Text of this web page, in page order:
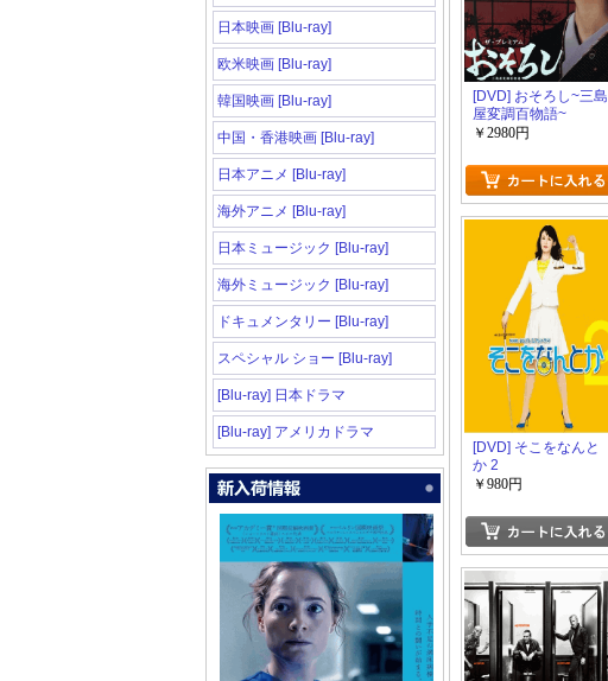
日本映画 [Blu-ray]
欧米映画 [Blu-ray]
韓国映画 [Blu-ray]
中国・香港映画 [Blu-ray]
日本アニメ [Blu-ray]
海外アニメ [Blu-ray]
日本ミュージック [Blu-ray]
海外ミュージック [Blu-ray]
ドキュメンタリー [Blu-ray]
スペシャル ショー [Blu-ray]
[Blu-ray] 日本ドラマ
[Blu-ray] アメリカドラマ
[DVD] おそろし~三島
屋変調百物語~
￥2980円
[DVD] そこをなんと
か 2
￥980円